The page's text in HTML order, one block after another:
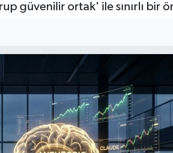
güvenilir ortak' ile sınırlı bir